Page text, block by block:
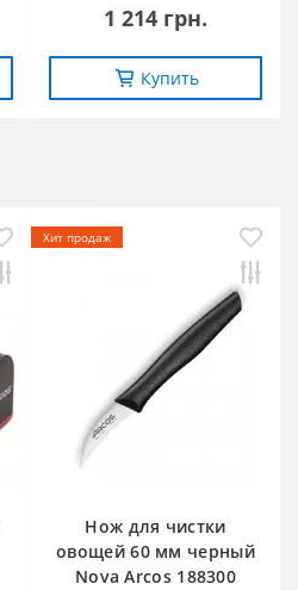
1 214 грн.
Купить
Хит продаж
Нож для чистки
овощей 60 мм черный
Nova Arcos 188300